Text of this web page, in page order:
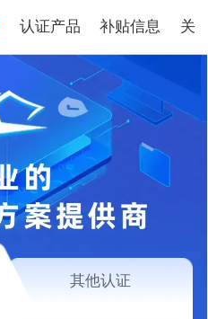
认证产品 补贴信息 关
其他认证